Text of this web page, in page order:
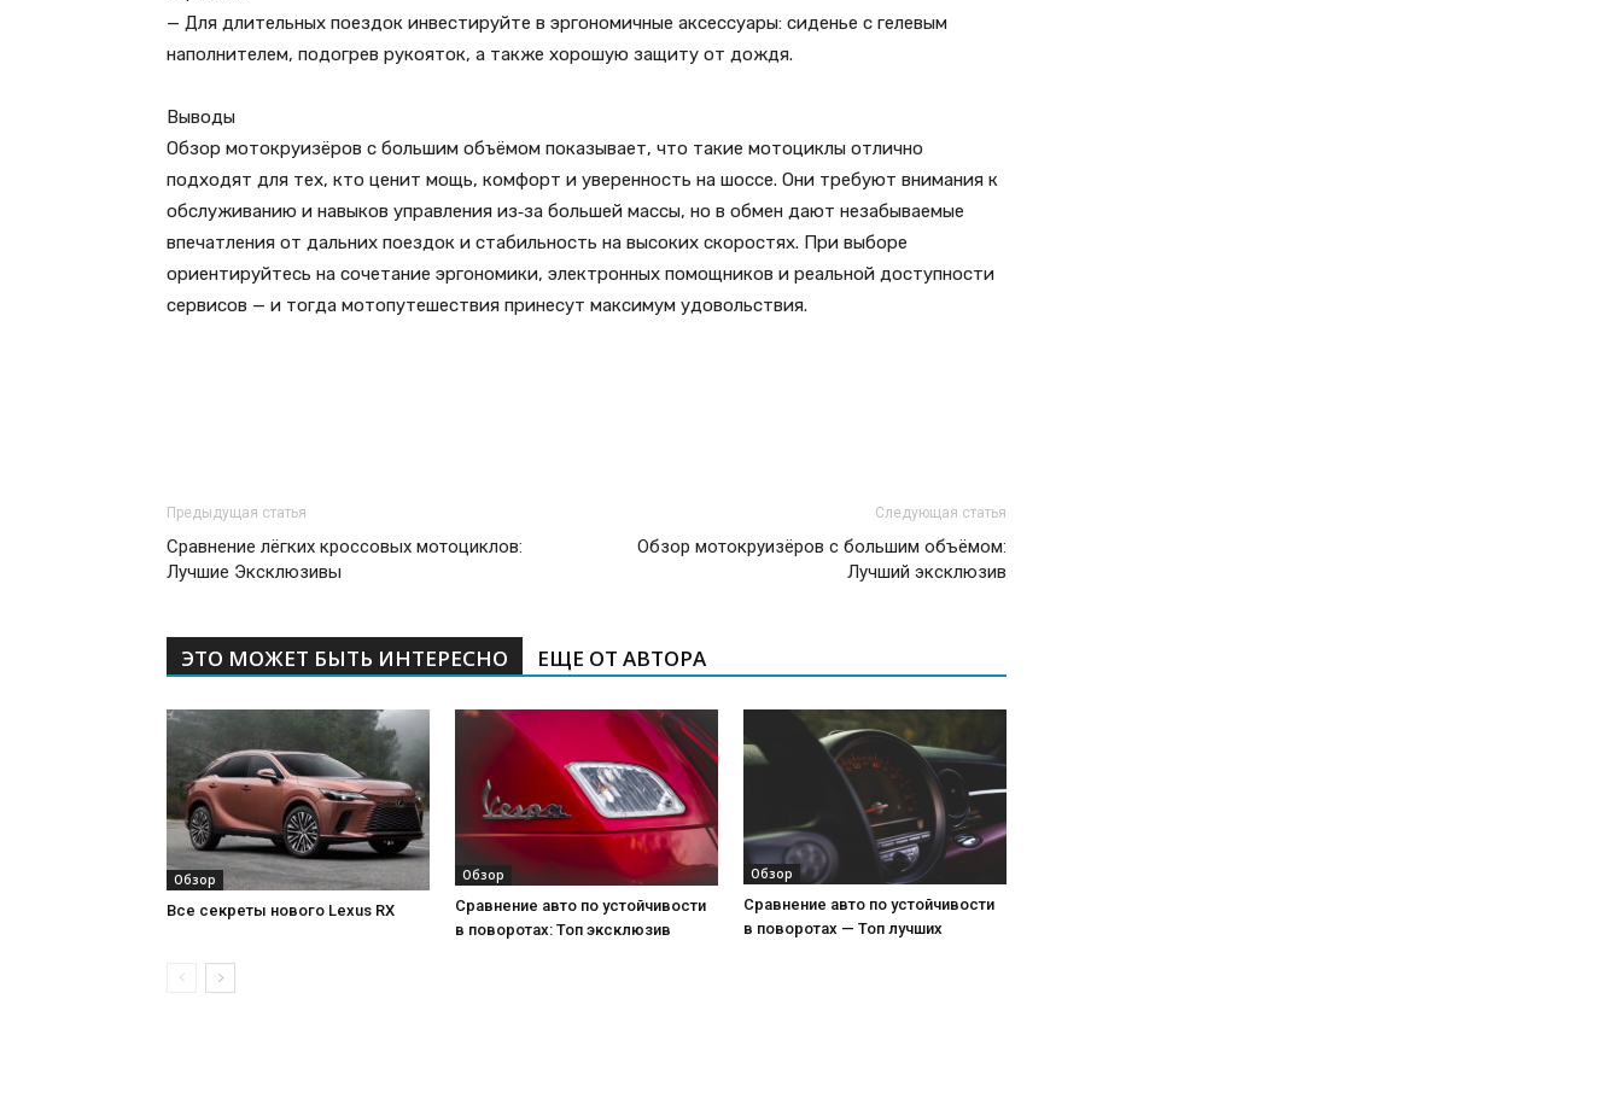
— Для длительных поездок инвестируйте в эргономичные аксессуары: сиденье с гелевым
наполнителем, подогрев рукояток, а также хорошую защиту от дождя.
Выводы
Обзор мотокруизёров с большим объёмом показывает, что такие мотоциклы отлично
подходят для тех, кто ценит мощь, комфорт и уверенность на шоссе. Они требуют внимания к
обслуживанию и навыков управления из‑за большей массы, но в обмен дают незабываемые
впечатления от дальних поездок и стабильность на высоких скоростях. При выборе
ориентируйтесь на сочетание эргономики, электронных помощников и реальной доступности
сервисов — и тогда мотопутешествия принесут максимум удовольствия.
Предыдущая статья
Сравнение лёгких кроссовых мотоциклов:
Лучшие Эксклюзивы
Следующая статья
Обзор мотокруизёров с большим объёмом:
Лучший эксклюзив
ЭТО МОЖЕТ БЫТЬ ИНТЕРЕСНО ЕЩЕ ОТ АВТОРА
Обзор
Все секреты нового Lexus RX
Обзор
Сравнение авто по устойчивости
в поворотах: Топ эксклюзив
Обзор
Сравнение авто по устойчивости
в поворотах — Топ лучших